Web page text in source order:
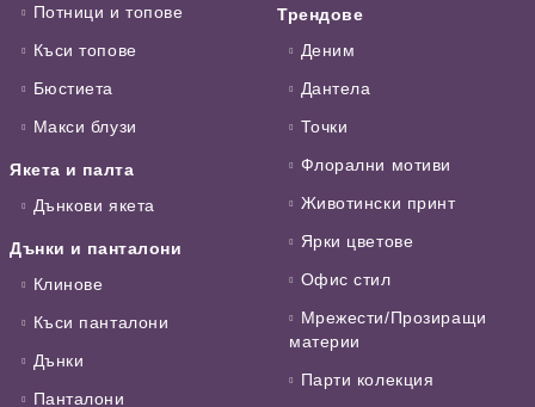
Потници и топове
Къси топове
Бюстиета
Макси блузи
Якета и палта
Дънкови якета
Дънки и панталони
Клинове
Къси панталони
Дънки
Панталони
Трендове
Деним
Дантела
Точки
Флорални мотиви
Животински принт
Ярки цветове
Офис стил
Мрежести/Прозиращи
материи
Парти колекция